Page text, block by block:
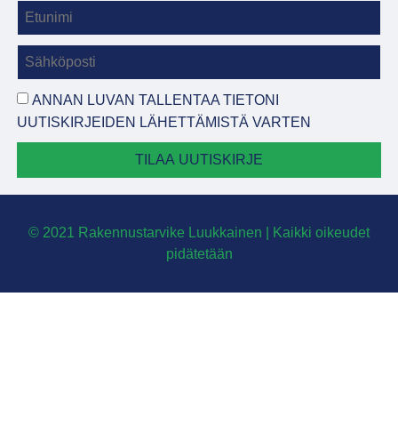
ANNAN LUVAN TALLENTAA TIETONI
UUTISKIRJEIDEN LÄHETTÄMISTÄ VARTEN
TILAA UUTISKIRJE
© 2021 Rakennustarvike Luukkainen | Kaikki oikeudet
pidätetään